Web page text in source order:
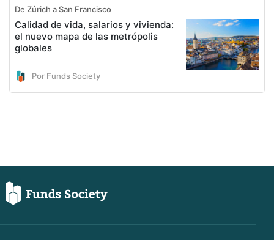
De Zúrich a San Francisco
Calidad de vida, salarios y vivienda:
el nuevo mapa de las metrópolis
globales
Por Funds Society